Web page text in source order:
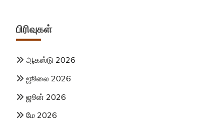
பிரிவுகள்
ஆகஸ்டு 2026
ஜூலை 2026
ஜூன் 2026
மே 2026